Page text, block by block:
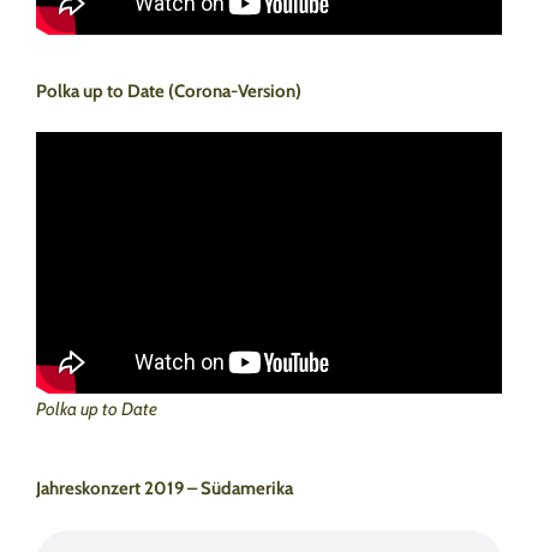
Polka up to Date (Corona-Version)
Polka up to Date
Jahreskonzert 2019 – Südamerika